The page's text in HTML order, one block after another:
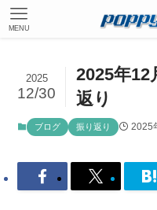
MENU
2025年12
返り
2025
12/30
ブログ 振り返り 2025